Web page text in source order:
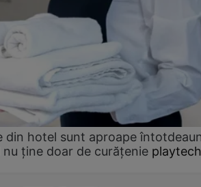
din hotel sunt aproape
ține doar de curățenie